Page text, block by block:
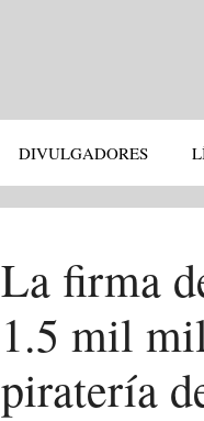
DIVULGADORES
La firma
1.5 mil
piratería